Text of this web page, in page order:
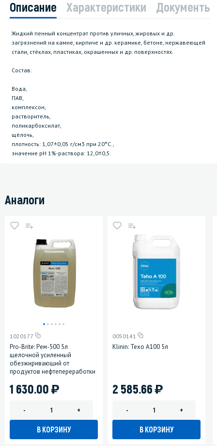
Описание Характеристики Документы
Жидкий пенный концентрат против уличных, жировых и др.
загрязнений на камне, кирпиче и др. керамике, бетоне, нержавеющей
стали, стёклах, пластиках, окрашенных и др. поверхностях.
Состав:
Вода,
ПАВ,
комплексон,
растворитель,
поликарбоксилат,
щёлочь,
плотность: 1,07±0,05 г/см3 при 20°С.,
значение pH 1%-раствора: 12,0±0,5.
Аналоги
1020177
Pro-Brite: Рем-500 5л
щелочной усиленный
обезжиривающий от
продуктов нефтепереработки
1 630.00)
- +
В КОРЗИНУ
0050141
Klinin: Техо А100 5л
2 585.66)
- +
В КОРЗИНУ